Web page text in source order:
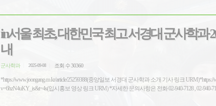
in서울 최초, 대한민국 최고 서경대 군사학과
내
군사학과 2025-09-08 조회 수 30360
*https://www.joongang.co.kr/article/25259388(중앙일보 서경대 군사학과 소개 기사 링크 URM)*https://
v=6hzN4uKY_is&t=4s(입시홍보 영상 링크 URM) *자세한 문의사항은 전화 02-940-